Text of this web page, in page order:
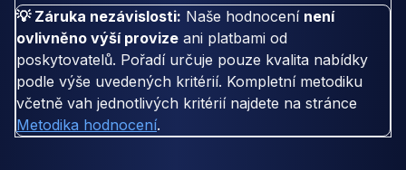
💡 Záruka nezávislosti: Naše hodnocení není
ovlivněno výší provize ani platbami od
poskytovatelů. Pořadí určuje pouze kvalita nabídky
podle výše uvedených kritérií. Kompletní metodiku
včetně vah jednotlivých kritérií najdete na stránce
Metodika hodnocení.